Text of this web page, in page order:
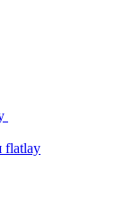
flatlay